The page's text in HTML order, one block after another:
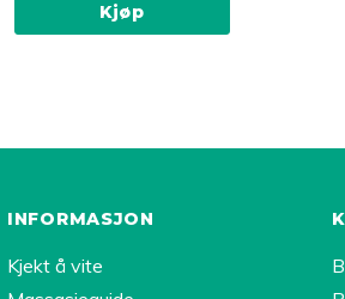
Kjøp
INFORMASJON
Kjekt å vite